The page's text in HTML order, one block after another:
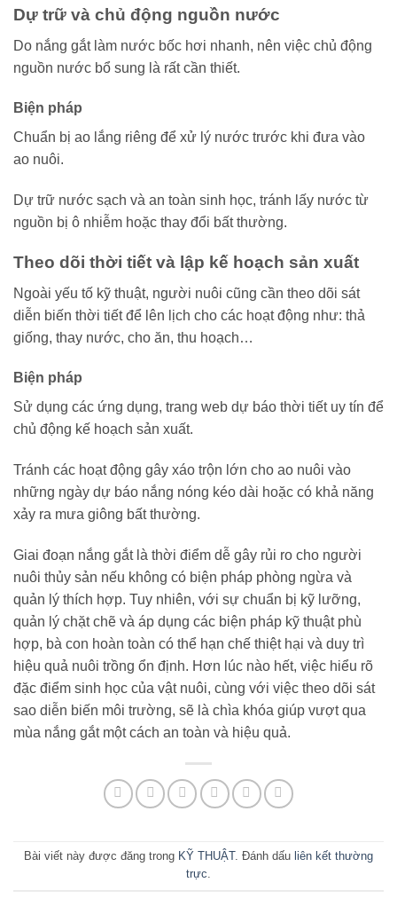
Dự trữ và chủ động nguồn nước
Do nắng gắt làm nước bốc hơi nhanh, nên việc chủ động
nguồn nước bổ sung là rất cần thiết.
Biện pháp
Chuẩn bị ao lắng riêng để xử lý nước trước khi đưa vào
ao nuôi.
Dự trữ nước sạch và an toàn sinh học, tránh lấy nước từ
nguồn bị ô nhiễm hoặc thay đổi bất thường.
Theo dõi thời tiết và lập kế hoạch sản xuất
Ngoài yếu tố kỹ thuật, người nuôi cũng cần theo dõi sát
diễn biến thời tiết để lên lịch cho các hoạt động như: thả
giống, thay nước, cho ăn, thu hoạch…
Biện pháp
Sử dụng các ứng dụng, trang web dự báo thời tiết uy tín để
chủ động kế hoạch sản xuất.
Tránh các hoạt động gây xáo trộn lớn cho ao nuôi vào
những ngày dự báo nắng nóng kéo dài hoặc có khả năng
xảy ra mưa giông bất thường.
Giai đoạn nắng gắt là thời điểm dễ gây rủi ro cho người
nuôi thủy sản nếu không có biện pháp phòng ngừa và
quản lý thích hợp. Tuy nhiên, với sự chuẩn bị kỹ lưỡng,
quản lý chặt chẽ và áp dụng các biện pháp kỹ thuật phù
hợp, bà con hoàn toàn có thể hạn chế thiệt hại và duy trì
hiệu quả nuôi trồng ổn định. Hơn lúc nào hết, việc hiểu rõ
đặc điểm sinh học của vật nuôi, cùng với việc theo dõi sát
sao diễn biến môi trường, sẽ là chìa khóa giúp vượt qua
mùa nắng gắt một cách an toàn và hiệu quả.
Bài viết này được đăng trong KỸ THUẬT. Đánh dấu liên kết thường
trực.